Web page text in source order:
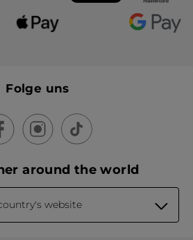
Folge uns
around the world
website